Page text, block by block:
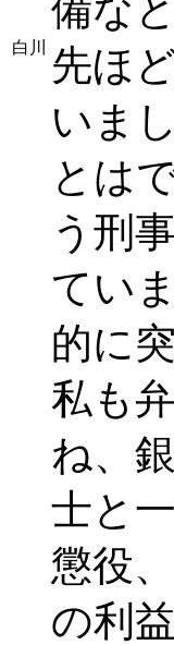
白川
備な
先ほ
いま
とは
う刑
てい
的に
私も
ね、
士と
懲役
の利